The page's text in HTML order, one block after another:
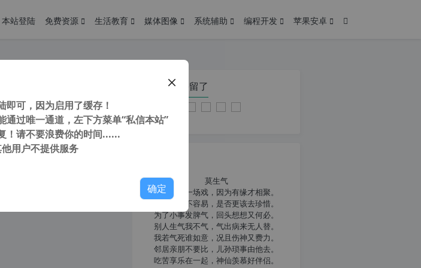
本站登陆 免费资源 生活教育 媒体图像 系统辅助 编程开发 苹果安卓
文本提取工具 复制原本不能复制的文本
意： 由于网站空间位于国
2025年11月30日
您在本页停留了
莫生气
人生就像一场戏，因为有缘才相聚。
相扶到老不容易，是否更该去珍惜。
为了小事发脾气，回头想想又何必。
别人生气我不气，气出病来无人替。
我若气死谁如意，况且伤神又费力。
邻居亲朋不要比，儿孙琐事由他去。
吃苦享乐在一起，神仙羡慕好伴侣。
可，因为启用了缓存！
过唯一通道，左下方菜单“私信本站”
！请不要浪费你的时间......
用户不提供服务
确定